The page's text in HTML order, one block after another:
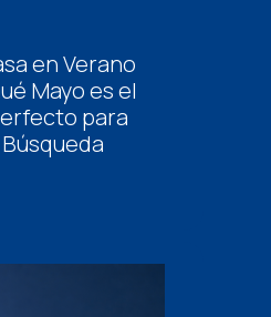
en Verano
Mayo es el
para